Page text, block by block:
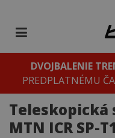
DVOJBALENIE
PREDPLATNÉMU
Teleskopická
MTN ICR SP-